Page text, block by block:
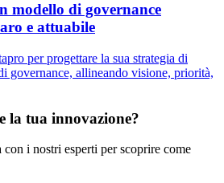
modello di governance
e attuabile
per progettare la sua strategia di
governance, allineando visione, priorità,
la tua innovazione?
con i nostri esperti per scoprire come